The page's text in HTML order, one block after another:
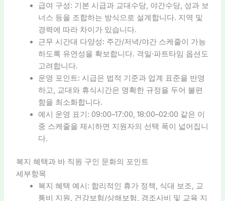
급여 구성: 기본 시급과 교대수당, 야간수당, 성과 보
너스 등을 조합하는 방식으로 설계합니다. 지역 및
경력에 따라 차이가 있습니다.
근무 시간대 다양성: 주간/저녁/야간 스케줄이 가능
하도록 유연성을 확보합니다. 격일·파트타임 옵션도
고려합니다.
운영 포인트: 시급은 법적 기준과 업계 표준을 반영
하고, 교대와 휴식시간은 명확한 규정을 두어 불편
함을 최소화합니다.
예시 운영 표기: 09:00–17:00, 18:00–02:00 같은 이
중 스케줄을 제시하면 지원자의 선택 폭이 넓어집니
다.
복지 혜택과 바 직원 구인 문화의 포인트
세부항목
복지 혜택 예시: 합리적인 휴가 정책, 식대 보조, 교
통비 지원, 건강보험/상해보험, 경조사비 및 교육 지